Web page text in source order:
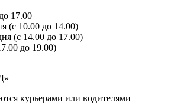
17.00
(с 10.00 до 14.00)
(с 14.00 до 17.00)
до 19.00)
курьерами или водителями